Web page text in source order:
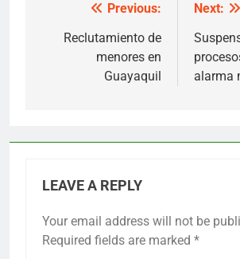
navigation
Previous:
Reclutamiento de
menores en
Guayaquil
Next:
alarma
LEAVE A REPLY
Your email address will not be
Required fields are marked *